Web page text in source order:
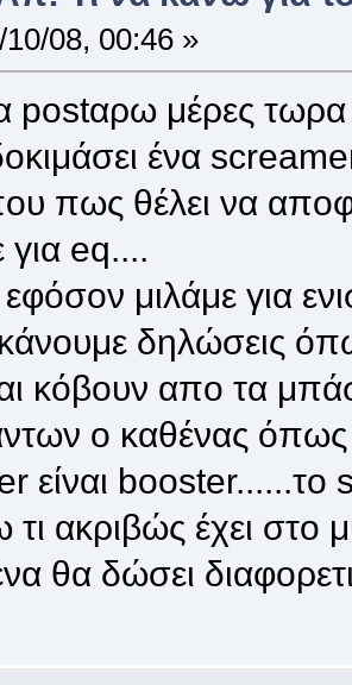
10/08, 00:46 »
postαρω μέρες τωρα
ένα
πως θέλει να
για eq....
μιλάμε για
δηλώσεις
κόβουν απο τα
ο καθένας όπως
είναι booster......το
τι ακριβώς έχει
θα δώσει